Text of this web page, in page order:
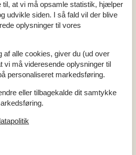
at vi må opsamle statistik, hjælper
udvikle siden. I så fald vil der blive
oplysninger til vores
af alle cookies, giver du (ud over
vi må videresende oplysninger til
personaliseret markedsføring.
eller tilbagekalde dit samtykke